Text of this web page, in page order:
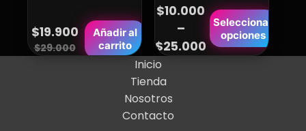
$29.000
Original
$19.900
Current
Añadir al
carrito
$10.000
–
$25.000
Price
range:
Seleccionar
opciones
Este
producto
tiene
múltiples
variantes.
Las
opciones
Inicio
Tienda
Nosotros
Contacto